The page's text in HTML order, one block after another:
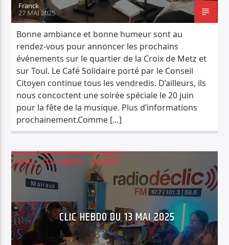
Franck
27 MAI 2025
Bonne ambiance et bonne humeur sont au
rendez-vous pour annoncer les prochains
événements sur le quartier de la Croix de Metz et
sur Toul. Le Café Solidaire porté par le Conseil
Citoyen continue tous les vendredis. D’ailleurs, ils
nous concoctent une soirée spéciale le 20 juin
pour la fête de la musique. Plus d’informations
prochainement.Comme […]
ACTU CLIC HEBDO SOCIÉTÉ
CLIC HEBDO DU 13 MAI 2025